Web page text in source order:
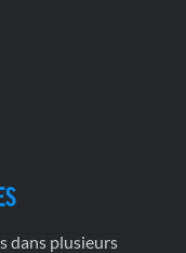
dans plusieurs